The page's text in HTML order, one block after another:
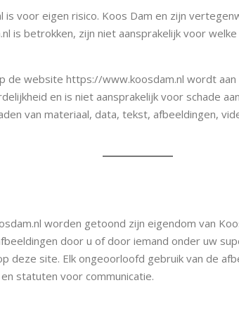
voor eigen risico. Koos Dam en zijn
is betrokken, zijn niet aansprakelijk voor
de website https://www.koosdam.nl wordt
en is niet aansprakelijk voor schade
van materiaal, data, tekst, afbeeldingen,
worden getoond zijn eigendom van
door u of door iemand onder uw
site. Elk ongeoorloofd gebruik van de
statuten voor communicatie.